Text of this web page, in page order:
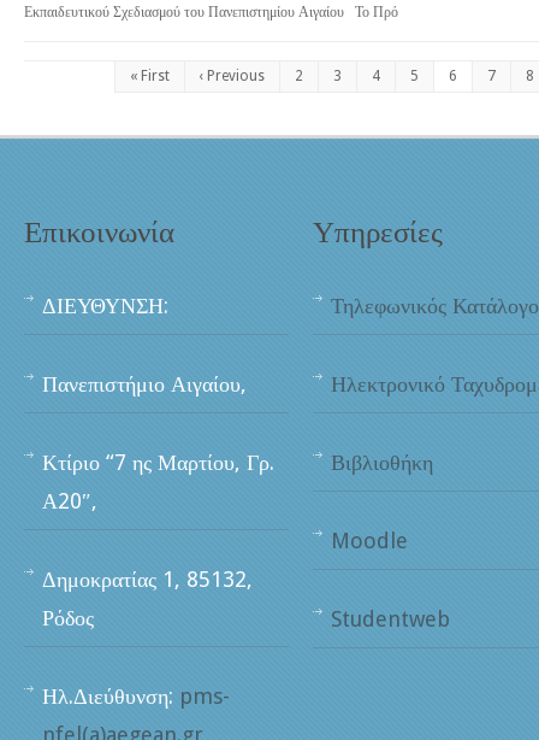
Εκπαιδευτικού Σχεδιασμού του Πανεπιστημίου Αιγαίου Το Πρό
« First ‹ Previous 2 3 4 5 6 7 8
Επικοινωνία
ΔΙΕΥΘΥΝΣΗ:
Πανεπιστήμιο Αιγαίου,
Κτίριο “7 ης Μαρτίου, Γρ.
Α20″,
Δημοκρατίας 1, 85132,
Ρόδος
Ηλ.Διεύθυνση: pms-
nfel(a)aegean.gr
Υπηρεσίες
Τηλεφωνικός
Ηλεκτρονικό
Βιβλιοθήκη
Moodle
Studentweb